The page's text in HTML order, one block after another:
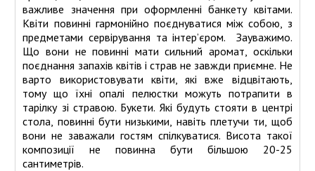
важливе значення при оформленні банкету квітами.
Квіти повинні гармонійно поєднуватися між собою, з
предметами сервірування та інтер’єром. Зауважимо.
Що вони не повинні мати сильний аромат, оскільки
поєднання запахів квітів і страв не завжди приємне. Не
варто використовувати квіти, які вже відцвітають,
тому що їхні опалі пелюстки можуть потрапити в
тарілку зі стравою. Букети. Які будуть стояти в центрі
стола, повинні бути низькими, навіть плетучи ти, щоб
вони не заважали гостям спілкуватися. Висота такої
композиції не повинна бути більшою 20-25
сантиметрів.